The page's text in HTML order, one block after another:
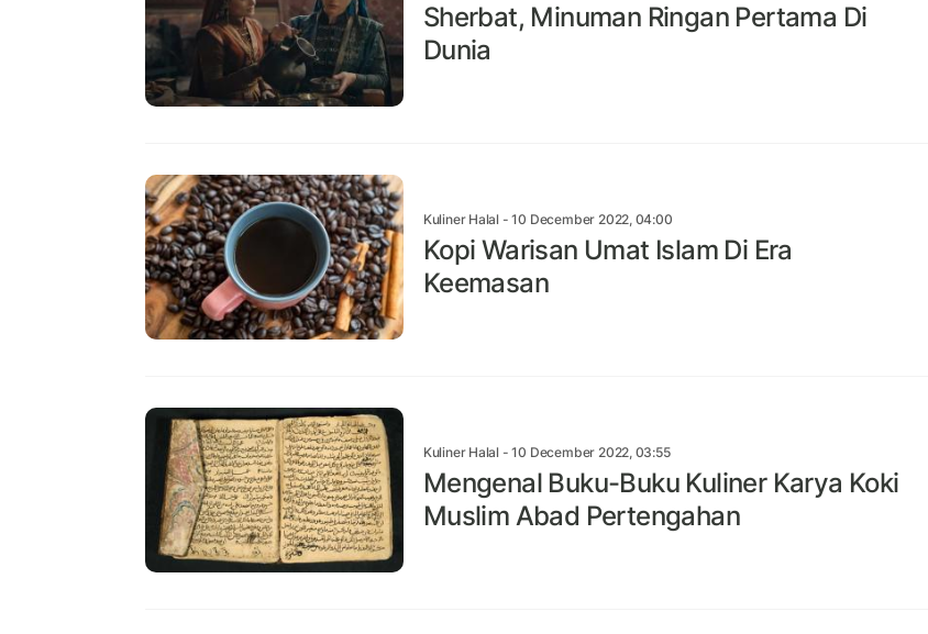
Sherbat, Minuman Ringan Pertama Di
Dunia
Kuliner Halal - 10 December 2022, 04:00
Kopi Warisan Umat Islam Di Era
Keemasan
Kuliner Halal - 10 December 2022, 03:55
Mengenal Buku-Buku Kuliner Karya Koki
Muslim Abad Pertengahan